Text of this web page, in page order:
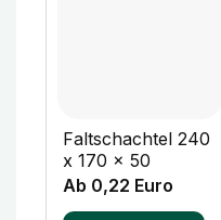
Faltschachtel 240
x 170 x 50
Ab 0,22 Euro